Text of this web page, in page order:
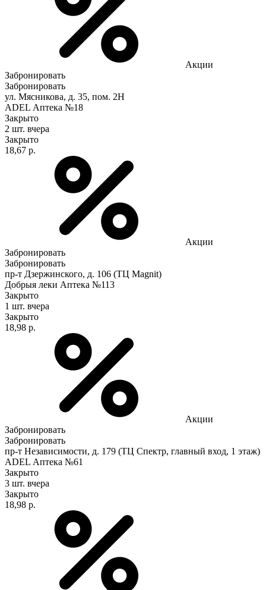
Акции
Забронировать
Забронировать
ул. Мясникова, д. 35, пом. 2Н
ADEL Аптека №18
Закрыто
2 шт. вчера
Закрыто
18,67 р.
Акции
Забронировать
Забронировать
пр-т Дзержинского, д. 106 (ТЦ Magnit)
Добрыя леки Аптека №113
Закрыто
1 шт. вчера
Закрыто
18,98 р.
Акции
Забронировать
Забронировать
пр-т Независимости, д. 179 (ТЦ Спектр, главный вход, 1 этаж)
ADEL Аптека №61
Закрыто
3 шт. вчера
Закрыто
18,98 р.